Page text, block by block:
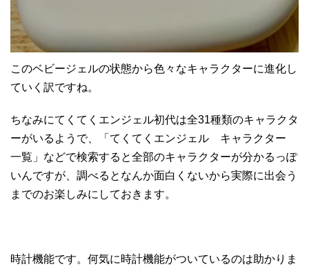
このベビージェルの状態から色々なキャラクターに進化し
ていく訳ですね。
ちなみにてくてくエンジェル初代は全31種類のキャラクタ
ーがいるようで、「てくてくエンジェル キャラクター
一覧」などで検索すると全部のキャラクターが分かるっぽ
いんですが、調べるとなんか面白くないから実際に出会う
までのお楽しみにしておきます。
時計機能です。何気に時計機能がついているのは助かりま